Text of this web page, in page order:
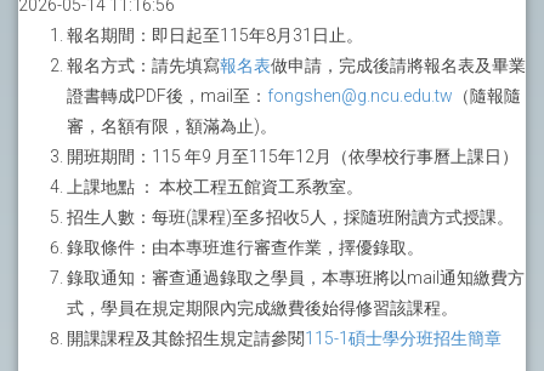
2026-05-14 11:16:56
報名期間：即日起至115年8月31日止。
報名方式：請先填寫報名表做申請，完成後請將報名表及畢業
證書轉成PDF後，mail至： fongshen@g.ncu.edu.tw （隨報隨
審，名額有限，額滿為止)。
開班期間：115 年9 月至115年12月（依學校行事曆上課日）
上課地點 ： 本校工程五館資工系教室。
招生人數：每班(課程)至多招收5人，採隨班附讀方式授課。
錄取條件：由本專班進行審查作業，擇優錄取。
錄取通知：審查通過錄取之學員，本專班將以mail通知繳費方
式，學員在規定期限內完成繳費後始得修習該課程。
開課課程及其餘招生規定請參閱115-1碩士學分班招生簡章